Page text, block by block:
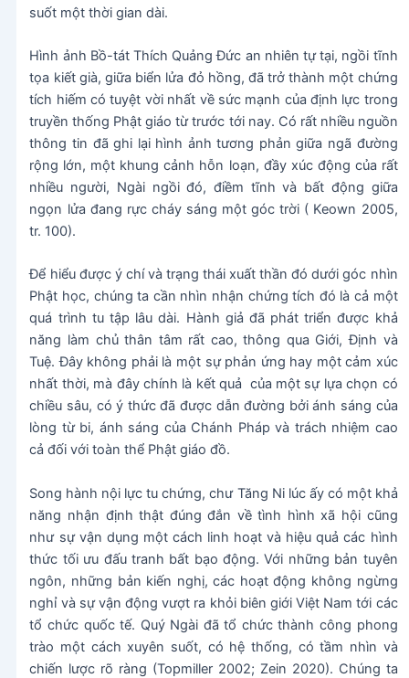
suốt một thời gian dài.
Hình ảnh Bồ-tát Thích Quảng Đức an nhiên tự tại, ngồi tĩnh
tọa kiết già, giữa biển lửa đỏ hồng, đã trở thành một chứng
tích hiếm có tuyệt vời nhất về sức mạnh của định lực trong
truyền thống Phật giáo từ trước tới nay. Có rất nhiều nguồn
thông tin đã ghi lại hình ảnh tương phản giữa ngã đường
rộng lớn, một khung cảnh hỗn loạn, đầy xúc động của rất
nhiều người, Ngài ngồi đó, điềm tĩnh và bất động giữa
ngọn lửa đang rực cháy sáng một góc trời ( Keown 2005,
tr. 100).
Để hiểu được ý chí và trạng thái xuất thần đó dưới góc nhìn
Phật học, chúng ta cần nhìn nhận chứng tích đó là cả một
quá trình tu tập lâu dài. Hành giả đã phát triển được khả
năng làm chủ thân tâm rất cao, thông qua Giới, Định và
Tuệ. Đây không phải là một sự phản ứng hay một cảm xúc
nhất thời, mà đây chính là kết quả của một sự lựa chọn có
chiều sâu, có ý thức đã được dẫn đường bởi ánh sáng của
lòng từ bi, ánh sáng của Chánh Pháp và trách nhiệm cao
cả đối với toàn thể Phật giáo đồ.
Song hành nội lực tu chứng, chư Tăng Ni lúc ấy có một khả
năng nhận định thật đúng đắn về tình hình xã hội cũng
như sự vận dụng một cách linh hoạt và hiệu quả các hình
thức tối ưu đấu tranh bất bạo động. Với những bản tuyên
ngôn, những bản kiến nghị, các hoạt động không ngừng
nghỉ và sự vận động vượt ra khỏi biên giới Việt Nam tới các
tổ chức quốc tế. Quý Ngài đã tổ chức thành công phong
trào một cách xuyên suốt, có hệ thống, có tầm nhìn và
chiến lược rõ ràng (Topmiller 2002; Zein 2020). Chúng ta